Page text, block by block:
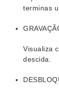
terminas
Visualiza
descida.